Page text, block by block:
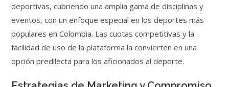
deportivas, cubriendo una amplia gama de disciplinas y
eventos, con un enfoque especial en los deportes más
populares en Colombia. Las cuotas competitivas y la
facilidad de uso de la plataforma la convierten en una
opción predilecta para los aficionados al deporte.